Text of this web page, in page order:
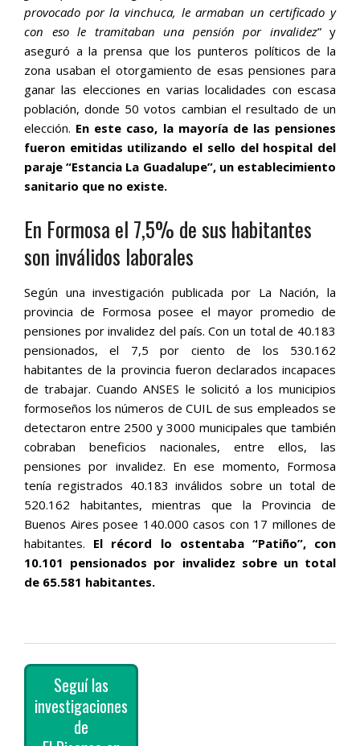
provocado por la vinchuca, le armaban un certificado y
con eso le tramitaban una pensión por invalidez” y
aseguró a la prensa que los punteros políticos de la
zona usaban el otorgamiento de esas pensiones para
ganar las elecciones en varias localidades con escasa
población, donde 50 votos cambian el resultado de un
elección. En este caso, la mayoría de las pensiones
fueron emitidas utilizando el sello del hospital del
paraje “Estancia La Guadalupe”, un establecimiento
sanitario que no existe.
En Formosa el 7,5% de sus habitantes
son inválidos laborales
Según una investigación publicada por La Nación, la
provincia de Formosa posee el mayor promedio de
pensiones por invalidez del país. Con un total de 40.183
pensionados, el 7,5 por ciento de los 530.162
habitantes de la provincia fueron declarados incapaces
de trabajar. Cuando ANSES le solicitó a los municipios
formoseños los números de CUIL de sus empleados se
detectaron entre 2500 y 3000 municipales que también
cobraban beneficios nacionales, entre ellos, las
pensiones por invalidez. En ese momento, Formosa
tenía registrados 40.183 inválidos sobre un total de
520.162 habitantes, mientras que la Provincia de
Buenos Aires posee 140.000 casos con 17 millones de
habitantes. El récord lo ostentaba “Patiño”, con
10.101 pensionados por invalidez sobre un total
de 65.581 habitantes.
Seguí las
investigaciones
de